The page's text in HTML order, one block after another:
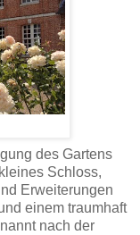
des Gartens
Schloss,
Erweiterungen
einem traumhaft
nach der